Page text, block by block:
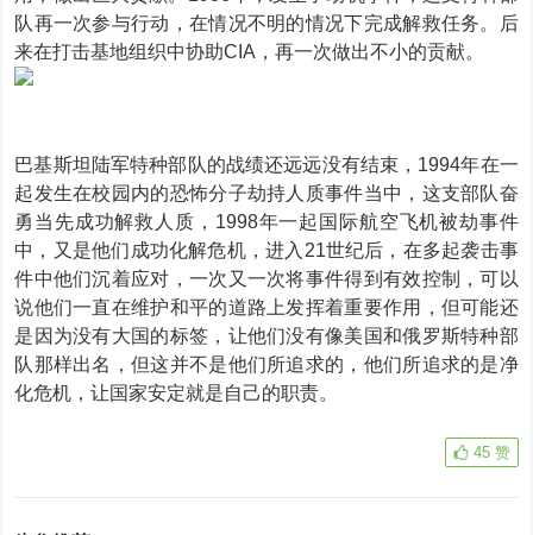
队再一次参与行动，在情况不明的情况下完成解救任务。后
来在打击基地组织中协助CIA，再一次做出不小的贡献。
巴基斯坦陆军特种部队的战绩还远远没有结束，1994年在一
起发生在校园内的恐怖分子劫持人质事件当中，这支部队奋
勇当先成功解救人质，1998年一起国际航空飞机被劫事件
中，又是他们成功化解危机，进入21世纪后，在多起袭击事
件中他们沉着应对，一次又一次将事件得到有效控制，可以
说他们一直在维护和平的道路上发挥着重要作用，但可能还
是因为没有大国的标签，让他们没有像美国和俄罗斯特种部
队那样出名，但这并不是他们所追求的，他们所追求的是净
化危机，让国家安定就是自己的职责。
45 赞